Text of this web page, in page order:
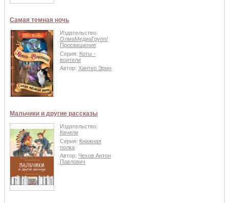
Самая темная ночь
Издательство:
ОлмаМедиаГрупп/
Просвещение
Серия: Коты -
воители
Автор: Хантер Эрин
Мальчики и другие рассказы
Издательство:
Качели
Серия: Книжная
полка
Автор: Чехов Антон
Павлович